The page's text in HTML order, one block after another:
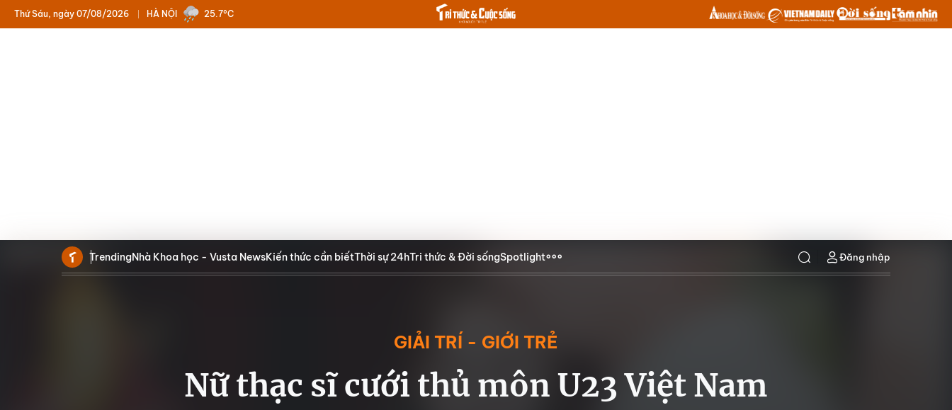
HÀ NỘI
Thứ Sáu, ngày 07/08/2026 25.7°C
TrendingNhà Khoa học - Vusta NewsKiến thức cần biếtThời sự 24hTri thức & Đời sốngSpotlight Đăng nhập
GIẢI TRÍ - GIỚI TRẺ
Nữ thạc sĩ cưới thủ môn U23 Việt Nam